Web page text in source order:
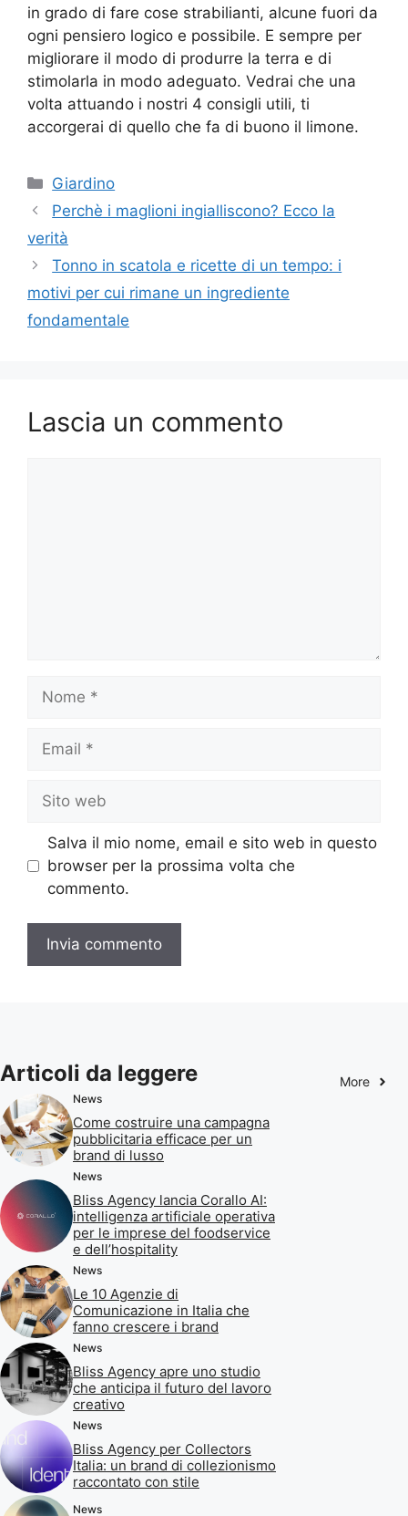
in grado di fare cose strabilianti, alcune fuori da
ogni pensiero logico e possibile. E sempre per
migliorare il modo di produrre la terra e di
stimolarla in modo adeguato. Vedrai che una
volta attuando i nostri 4 consigli utili, ti
accorgerai di quello che fa di buono il limone.
Categorie
Giardino
Perchè i maglioni ingialliscono? Ecco la
verità
Tonno in scatola e ricette di un tempo: i
motivi per cui rimane un ingrediente
fondamentale
Lascia un commento
web
Salva il mio nome, email e sito web in questo
browser per la prossima volta che
commento.
Articoli da leggere More
News
Come costruire una campagna
pubblicitaria efficace per un
brand di lusso
News
Bliss Agency lancia Corallo AI:
intelligenza artificiale operativa
per le imprese del foodservice
e dell’hospitality
News
Le 10 Agenzie di
Comunicazione in Italia che
fanno crescere i brand
News
Bliss Agency apre uno studio
che anticipa il futuro del lavoro
creativo
News
Bliss Agency per Collectors
Italia: un brand di collezionismo
raccontato con stile
News